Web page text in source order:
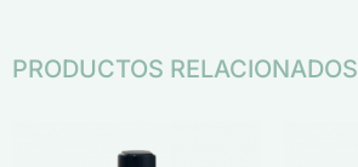
PRODUCTOS RELACIONADOS